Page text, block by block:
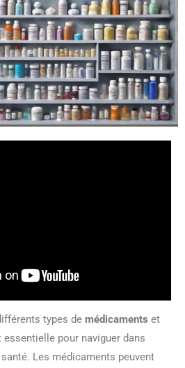
types de médicaments et
essentielle pour naviguer dans
santé. Les médicaments peuvent